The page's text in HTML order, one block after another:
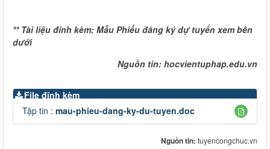
** Tài liệu đính kèm: Mẫu Phiếu đăng ký dự tuyển xem bên
dưới
Nguồn tin: hocvientuphap.edu.vn
File đính kèm
Tập tin : mau-phieu-dang-ky-du-tuyen.doc
Nguồn tin: tuyencongchuc.vn